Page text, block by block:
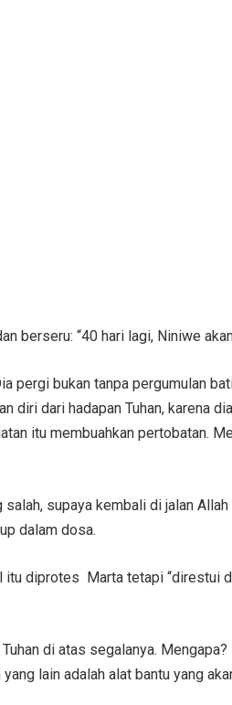
berseru: “40 hari lagi, Niniwe
pergi bukan tanpa pergumulan
diri dari hadapan Tuhan, karena
itu membuahkan pertobatan.
supaya kembali di jalan
dalam dosa.
diprotes Marta tetapi “direstui
di atas segalanya. Mengapa?
lain adalah alat bantu yang